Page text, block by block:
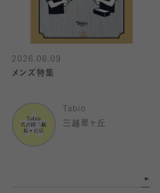
2026.06.09
メンズ特集
Tabio
三越星ヶ丘